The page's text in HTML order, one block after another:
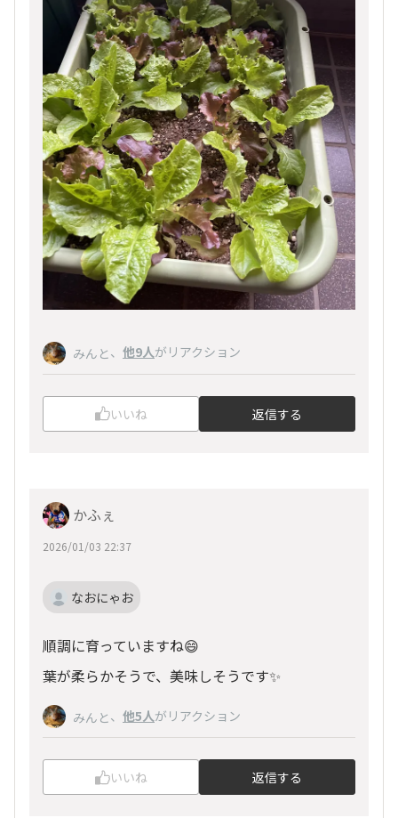
みんと、 他9人がリアクション
いいね 返信する
かふぇ
2026/01/03 22:37
なおにゃお
順調に育っていますね😄
葉が柔らかそうで、美味しそうです✨
みんと、 他5人がリアクション
いいね 返信する